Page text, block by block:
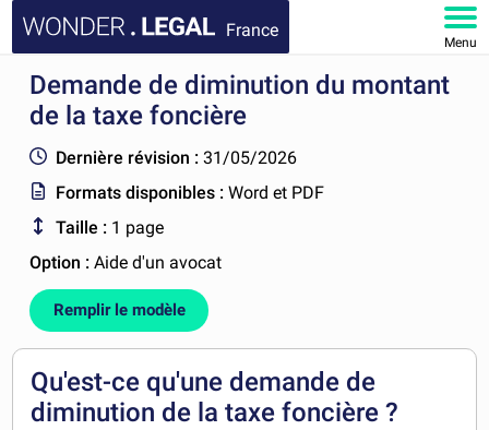
France
Menu
ACCUEIL
FAQ
MON COMPTE
Demande de diminution du montant
de la taxe foncière
Dernière révision : 31/05/2026
Formats disponibles :Word et PDF
Taille : 1 page
Option :Aide d'un avocat
Remplir le modèle
Qu'est-ce qu'une demande de
diminution de la taxe foncière ?